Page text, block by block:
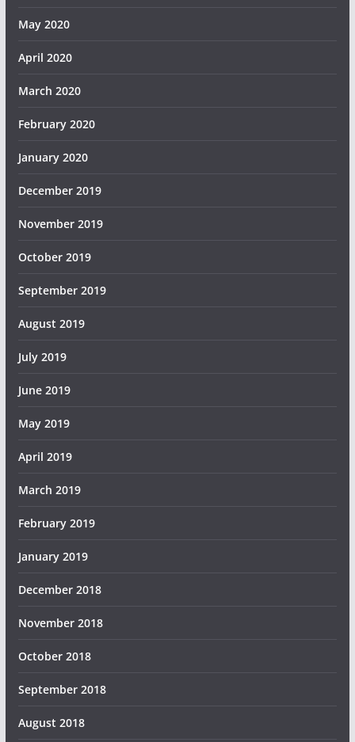
May 2020
April 2020
March 2020
February 2020
January 2020
December 2019
November 2019
October 2019
September 2019
August 2019
July 2019
June 2019
May 2019
April 2019
March 2019
February 2019
January 2019
December 2018
November 2018
October 2018
September 2018
August 2018